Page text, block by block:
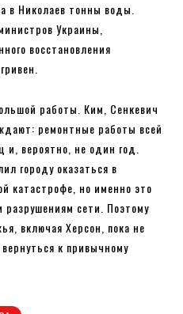
в Николаев тонны воды.
Украины,
восстановления
работы. Ким, Сенкевич
ремонтные работы всей
и, вероятно, не один год.
городу оказаться в
катастрофе, но именно это
сети. Поэтому
включая Херсон, пока не
к привычному